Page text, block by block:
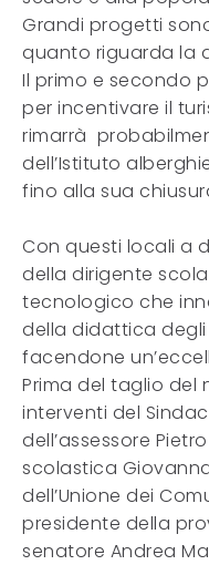
Grandi progetti
quanto riguarda la
Il primo e secondo
per incentivare il
rimarrà
dell’Istituto
fino alla sua
Con questi locali a
della dirigente
tecnologico che
della didattica degli
facendone
Prima del taglio del
interventi del
dell’assessore
scolastica
dell’Unione dei
presidente della
senatore Andrea